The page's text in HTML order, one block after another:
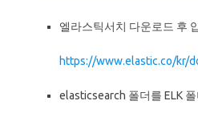
엘라스틱서치 다운로드 후
https://www.elastic.co/kr/
elasticsearch 폴더를 ELK